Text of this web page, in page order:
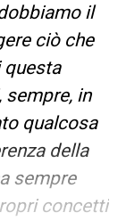
il
ciò che
sempre, in
qualcosa
della
sempre
concetti